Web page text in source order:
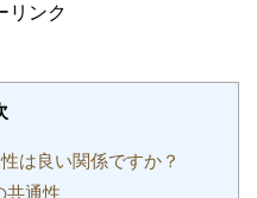
リンク
は良い関係ですか？
共通性